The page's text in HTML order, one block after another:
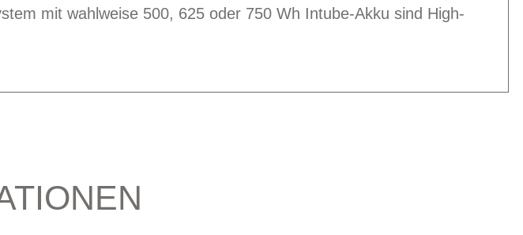
mit wahlweise 500, 625 oder 750 Wh Intube-Akku sind High-